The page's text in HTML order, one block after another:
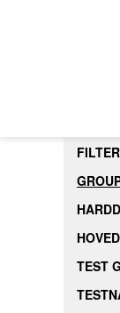
TEST